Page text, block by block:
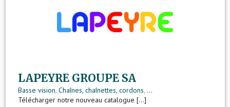
LAPEYRE GROUPE SA
Basse vision, Chaînes, chaînettes, cordons, ...
Télécharger notre nouveau catalogue [...]